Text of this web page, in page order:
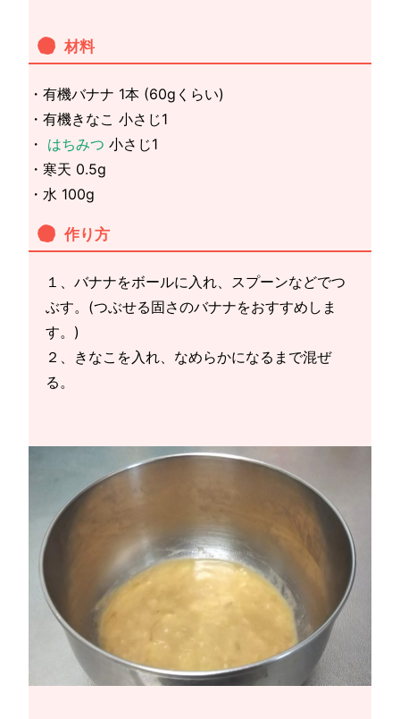
材料
・有機バナナ 1本 (60gくらい)
・有機きなこ 小さじ1
・ はちみつ小さじ1
・寒天 0.5g
・水 100g
作り方
１、バナナをボールに入れ、スプーンなどでつ
ぶす。(つぶせる固さのバナナをおすすめしま
す。)
２、きなこを入れ、なめらかになるまで混ぜ
る。